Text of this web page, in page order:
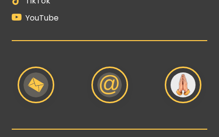
YouTube